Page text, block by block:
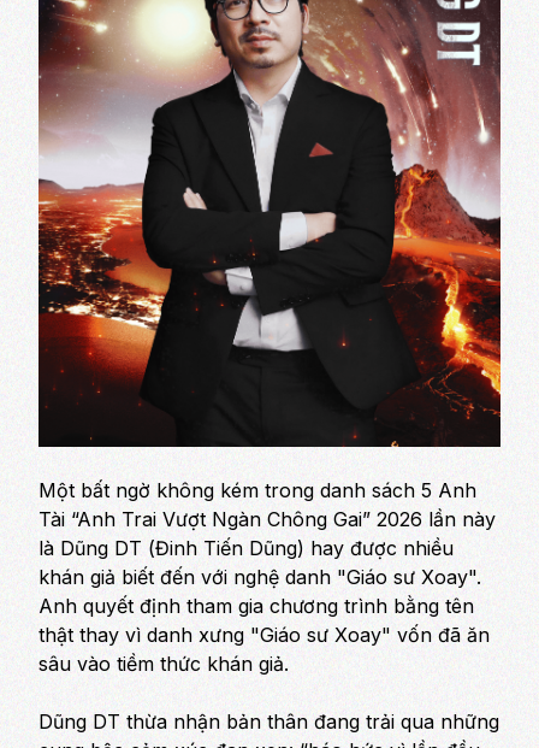
Một bất ngờ không kém trong danh sách 5 Anh
Tài “Anh Trai Vượt Ngàn Chông Gai” 2026 lần này
là Dũng DT (Đinh Tiến Dũng) hay được nhiều
khán giả biết đến với nghệ danh "Giáo sư Xoay".
Anh quyết định tham gia chương trình bằng tên
thật thay vì danh xưng "Giáo sư Xoay" vốn đã ăn
sâu vào tiềm thức khán giả.
Dũng DT thừa nhận bản thân đang trải qua những